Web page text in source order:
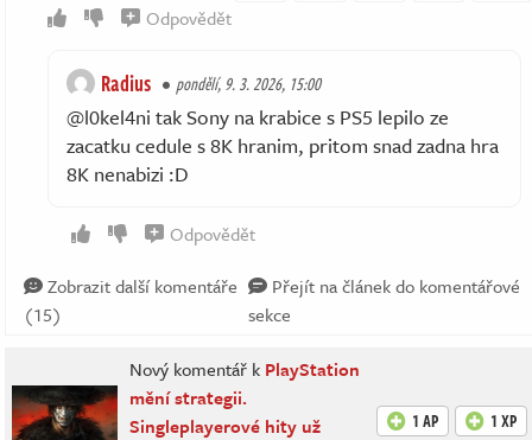
Odpovědět
Radius pondělí, 9. 3. 2026, 15:00
@l0kel4ni tak Sony na krabice s PS5 lepilo ze
zacatku cedule s 8K hranim, pritom snad zadna hra
8K nenabizi :D
Odpovědět
Zobrazit další komentáře
(15)
Přejít na článek do komentářové
sekce
Nový komentář k PlayStation
mění strategii.
Singleplayerové hity už
1 AP 1 XP